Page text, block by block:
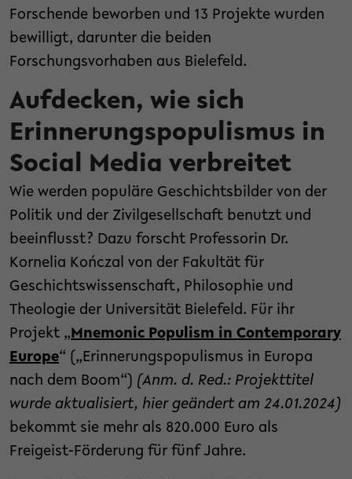
Forschende beworben und 13 Projekte wurden
bewilligt, darunter die beiden
Forschungsvorhaben aus Bielefeld.
Aufdecken, wie sich
Erinnerungspopulismus in
Social Media verbreitet
Wie werden populäre Geschichtsbilder von der
Politik und der Zivilgesellschaft benutzt und
beeinflusst? Dazu forscht Professorin Dr.
Kornelia Kończal von der Fakultät für
Geschichtswissenschaft, Philosophie und
Theologie der Universität Bielefeld. Für ihr
Projekt „Mnemonic Populism in Contemporary
Europe“ („Erinnerungspopulismus in Europa
nach dem Boom“) (Anm. d. Red.: Projekttitel
wurde aktualisiert, hier geändert am 24.01.2024)
bekommt sie mehr als 820.000 Euro als
Freigeist-Förderung für fünf Jahre.